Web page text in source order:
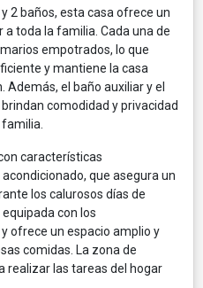
2 baños, esta casa ofrece un
toda la familia. Cada una de
empotrados, lo que
y mantiene la casa
el baño auxiliar y el
comodidad y privacidad
características
que asegura un
los calurosos días de
con los
ofrece un espacio amplio y
comidas. La zona de
realizar las tareas del hogar